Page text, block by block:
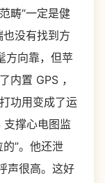
畴“一定是健
没有找到方
方向靠，但苹
内置 GPS ，
功用变成了运
撑心电图监
”。他还泄
声很高。这好